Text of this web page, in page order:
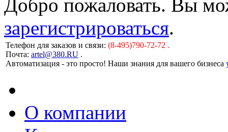
Добро пожаловать. Вы
зарегистрироваться.
Телефон для заказов и связи: (8-495)790-72-72 .
Почта: artel@380.RU .
Автоматизация - это просто! Наши знания для вашего бизнеса
О компании